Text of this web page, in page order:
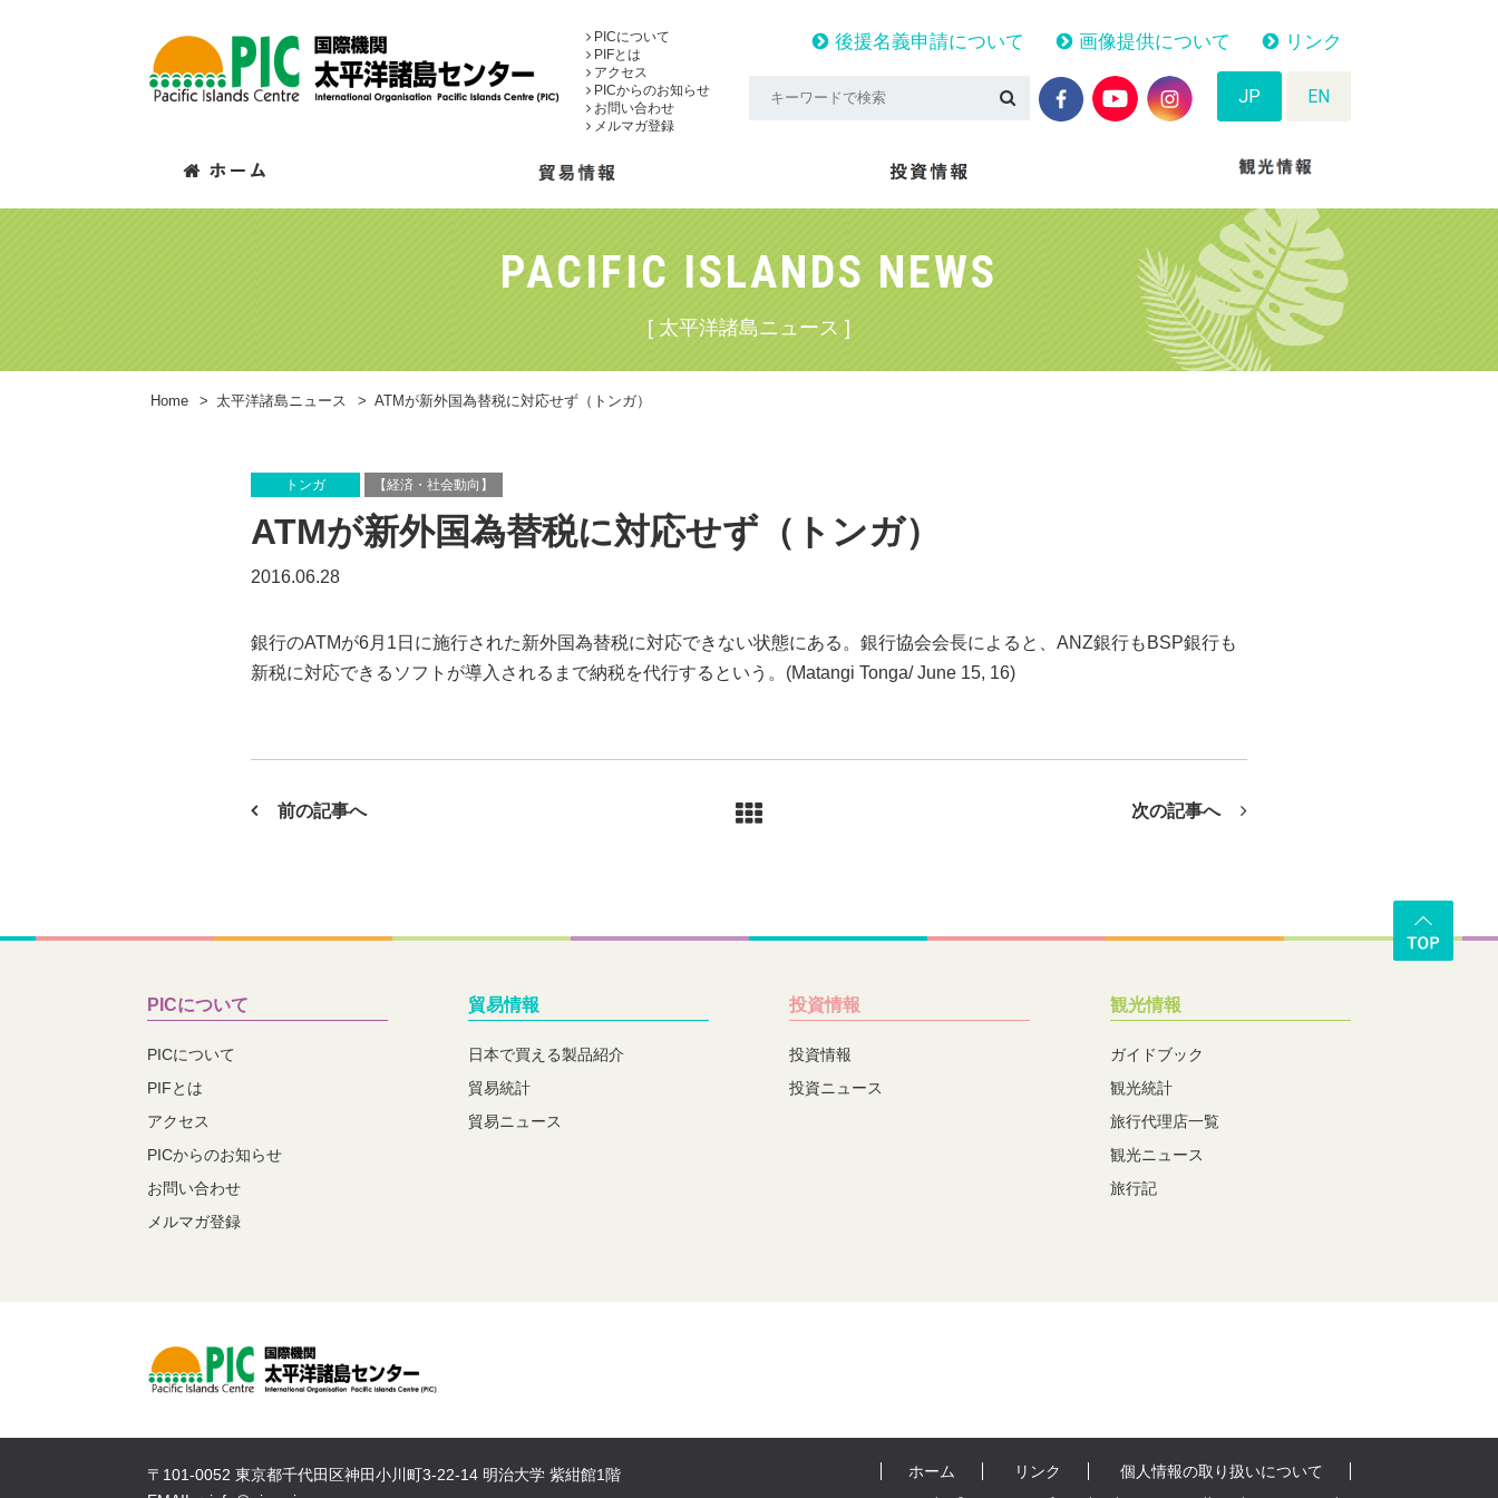
PICについて
PIFとは
アクセス
PICからのお知らせ
お問い合わせ
メルマガ登録
後援名義申請について 画像提供について リンク
JP EN
PACIFIC ISLANDS NEWS
[ 太平洋諸島ニュース ]
Home > 太平洋諸島ニュース > ATMが新外国為替税に対応せず（トンガ）
トンガ 【経済・社会動向】
ATMが新外国為替税に対応せず（トンガ）
2016.06.28
銀行のATMが6月1日に施行された新外国為替税に対応できない状態にある。銀行協会会長によると、ANZ銀行もBSP銀行も
新税に対応できるソフトが導入されるまで納税を代行するという。(Matangi Tonga/ June 15, 16)
前の記事へ 次の記事へ
PICについて
PICについて
PIFとは
アクセス
PICからのお知らせ
お問い合わせ
メルマガ登録
貿易情報
日本で買える製品紹介
貿易統計
貿易ニュース
投資情報
投資情報
投資ニュース
観光情報
ガイドブック
観光統計
旅行代理店一覧
観光ニュース
旅行記
〒101-0052 東京都千代田区神田小川町3-22-14 明治大学 紫紺館1階
ホーム リンク 個人情報の取り扱いについて